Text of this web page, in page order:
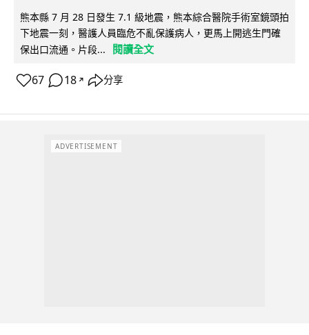
熊本縣 7 月 28 日發生 7.1 級地震，熊本綜合醫院手術室鏡頭拍
下地震一刻，醫護人員臨危不亂保護病人，更馬上開逃生門確
保出口流通。片段...
閱讀全文
67 18 ↗ 分享
ADVERTISEMENT